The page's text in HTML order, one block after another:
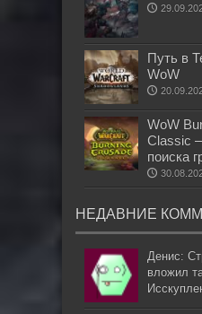
Путь в
WoW
WoW
Classic
поиска
НЕДАВНИЕ
Денис:
вложил